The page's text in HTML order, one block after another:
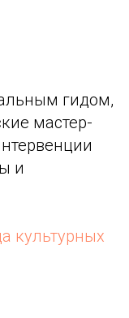
гидом,
мастер-
и
культурных